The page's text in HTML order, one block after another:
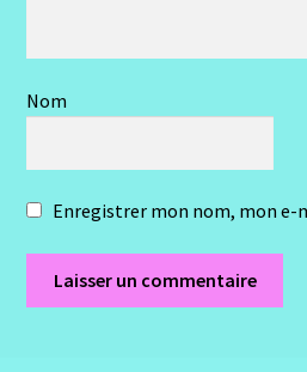
Nom
Enregistrer mon nom, mon e-